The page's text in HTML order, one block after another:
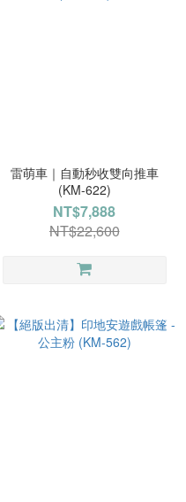
雷萌車｜自動秒收雙向推車
(KM-622)
NT$7,888
NT$22,600